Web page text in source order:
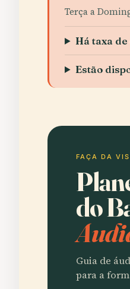
Terça a
Há taxa
Estão
FAÇA DA
do
Guia de
para a